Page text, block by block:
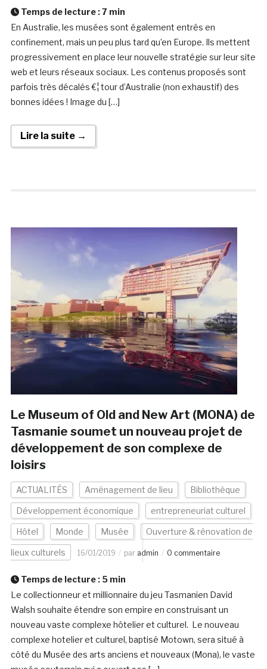
Temps de lecture :7 min
En Australie, les musées sont également entrés en
confinement, mais un peu plus tard qu’en Europe. Ils mettent
progressivement en place leur nouvelle stratégie sur leur site
web et leurs réseaux sociaux. Les contenus proposés sont
parfois très décalés €¦ tour d’Australie (non exhaustif) des
bonnes idées ! Image du […]
Lire la suite →
Le Museum of Old and New Art (MONA) de
Tasmanie soumet un nouveau projet de
développement de son complexe de
loisirs
ACTUALITÉS Aménagement de lieu Bibliothèque
Développement économique entrepreneuriat culturel
Hôtel Monde Musée Ouverture & rénovation de
lieux culturels 16/01/2019 par admin 0 commentaire
Temps de lecture : 5 min
Le collectionneur et millionnaire du jeu Tasmanien David
Walsh souhaite étendre son empire en construisant un
nouveau vaste complexe hôtelier et culturel. Le nouveau
complexe hotelier et culturel, baptisé Motown, sera situé à
côté du Musée des arts anciens et nouveaux (Mona), le vaste